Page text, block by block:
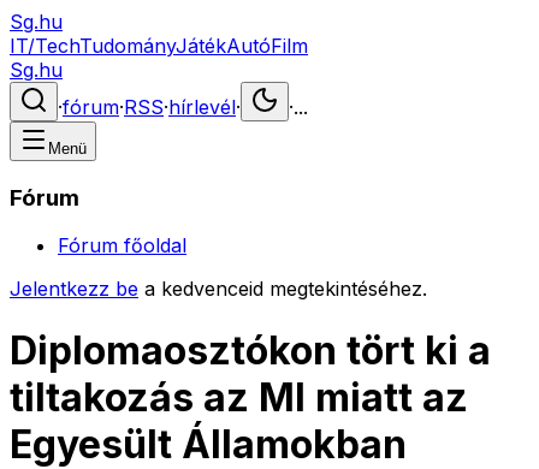
Sg.hu
IT/TechTudományJátékAutóFilm
Sg.hu
·fórum·RSS·hírlevél· ·...
Menü
Fórum
Fórum főoldal
Jelentkezz be a kedvenceid megtekintéséhez.
Diplomaosztókon tört ki a
tiltakozás az MI miatt az
Egyesült Államokban